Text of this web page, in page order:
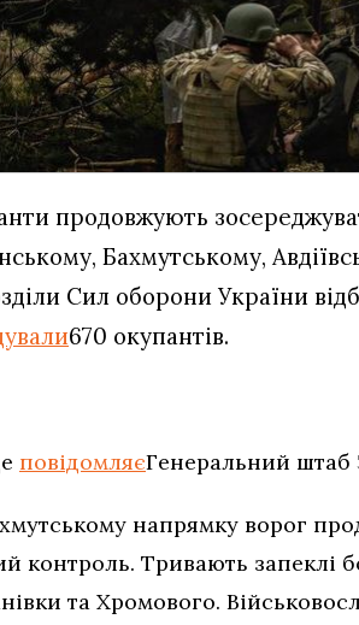
продовжують
Бахмутському,
Сил оборони України
670 окупантів.
повідомляєГенеральний штаб
напрямку ворог
контроль. Тривають запеклі
та Хромового.